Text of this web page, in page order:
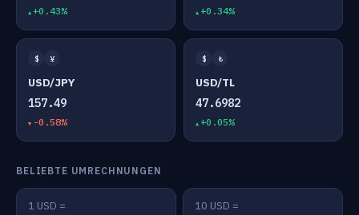
+0.43% +0.34%
$ ¥
USD/JPY
157.49
-0.58%
$ ₺
USD/TL
47.6982
+0.05%
BELIEBTE UMRECHNUNGEN
1 USD = 10 USD =